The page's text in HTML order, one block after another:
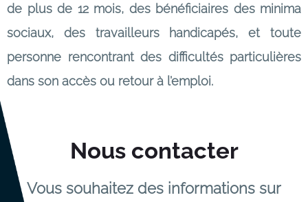
de plus de 12 mois, des bénéficiaires des minima
sociaux, des travailleurs handicapés, et toute
personne rencontrant des difficultés particulières
dans son accès ou retour à l’emploi.
Nous contacter
Vous souhaitez des informations sur